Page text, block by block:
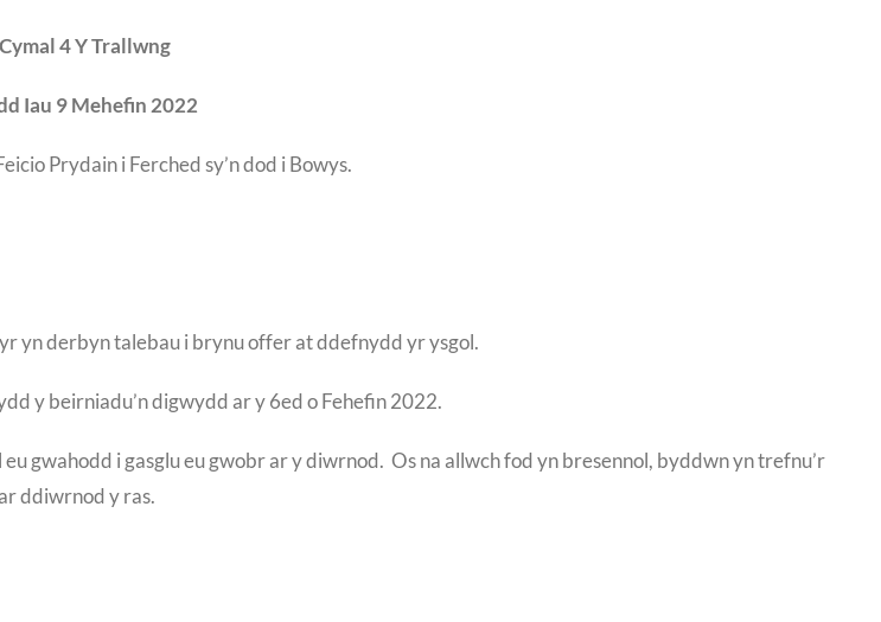
Cymal 4 Y Trallwng
Iau 9 Mehefin 2022
Prydain i Ferched sy’n dod i Bowys.
yn derbyn talebau i brynu offer at ddefnydd yr ysgol.
y beirniadu’n digwydd ar y 6ed o Fehefin 2022.
gwahodd i gasglu eu gwobr ar y diwrnod. Os na allwch fod yn bresennol, byddwn yn trefnu’r
ddiwrnod y ras.